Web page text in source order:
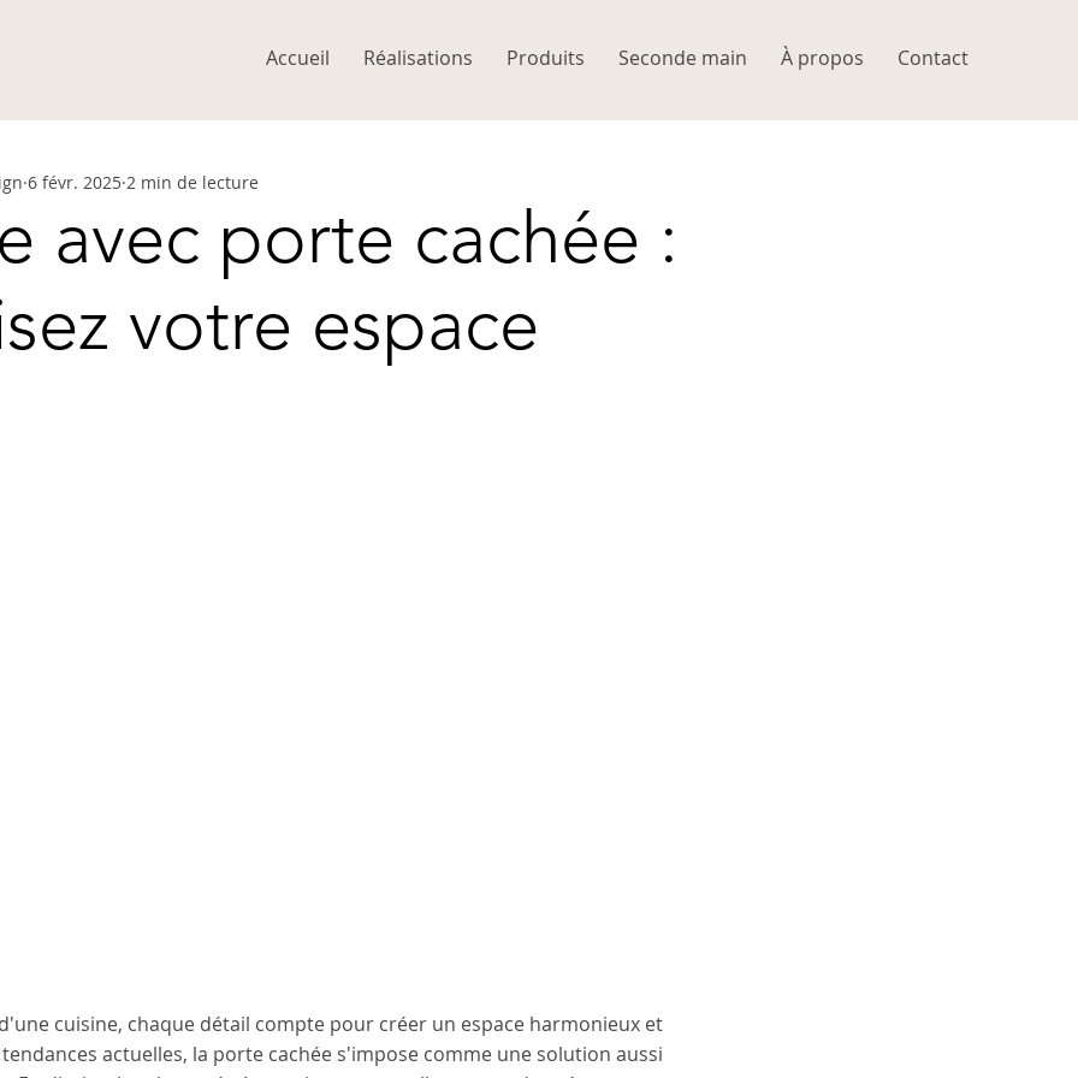
Accueil Réalisations Produits Seconde main À propos Contact
avec porte cachée :
votre espace
6 févr. 2025 2 min de lecture
cuisine, chaque détail compte pour créer un espace harmonieux et
actuelles, la porte cachée s'impose comme une solution aussi